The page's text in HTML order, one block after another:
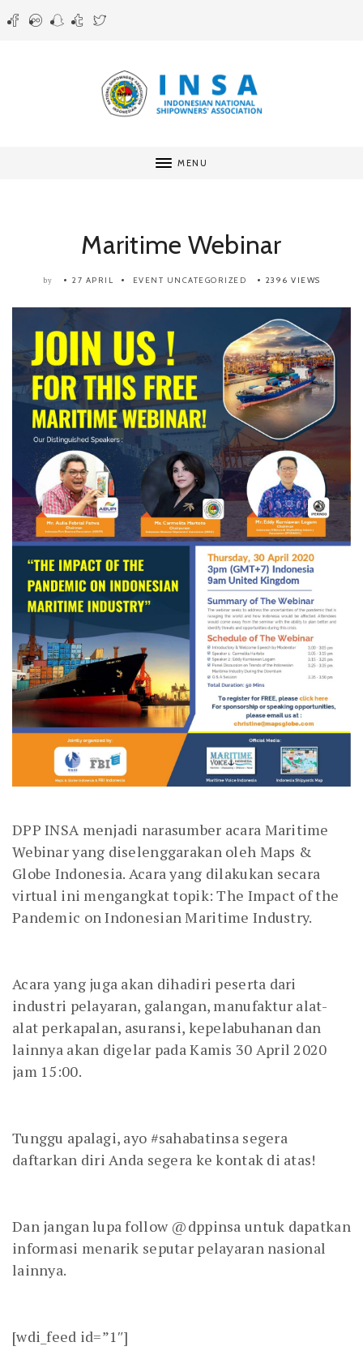
MENU
Maritime Webinar
by 27 APRIL EVENT UNCATEGORIZED 2396 VIEWS
DPP INSA menjadi narasumber acara Maritime
Webinar yang diselenggarakan oleh Maps &
Globe Indonesia. Acara yang dilakukan secara
virtual ini mengangkat topik: The Impact of the
Pandemic on Indonesian Maritime Industry.
Acara yang juga akan dihadiri peserta dari
industri pelayaran, galangan, manufaktur alat-
alat perkapalan, asuransi, kepelabuhanan dan
lainnya akan digelar pada Kamis 30 April 2020
jam 15:00.
Tunggu apalagi, ayo #sahabatinsa segera
daftarkan diri Anda segera ke kontak di atas!
Dan jangan lupa follow @dppinsa untuk dapatkan
informasi menarik seputar pelayaran nasional
lainnya.
[wdi_feed id=”1″]